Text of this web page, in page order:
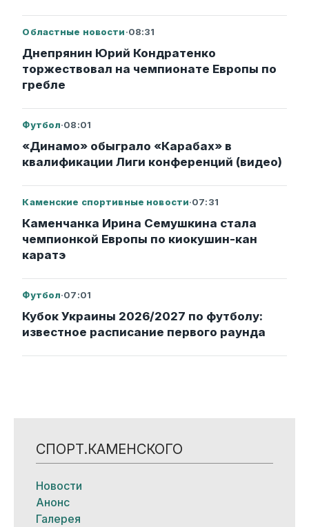
Областные новости·08:31
Днепрянин Юрий Кондратенко
торжествовал на чемпионате Европы по
гребле
Футбол·08:01
«Динамо» обыграло «Карабах» в
квалификации Лиги конференций (видео)
Каменские спортивные новости·07:31
Каменчанка Ирина Семушкина стала
чемпионкой Европы по киокушин-кан
каратэ
Футбол·07:01
Кубок Украины 2026/2027 по футболу:
известное расписание первого раунда
СПОРТ.КАМЕНСКОГО
Новости
Анонс
Галерея